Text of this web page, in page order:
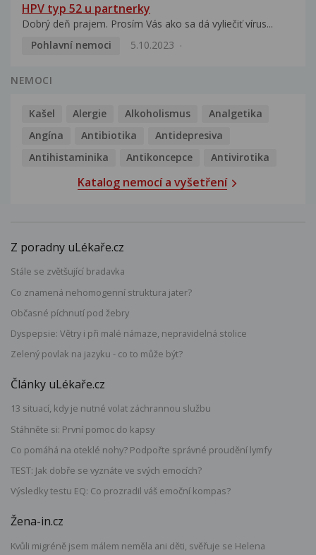
HPV typ 52 u partnerky
Dobrý deň prajem. Prosím Vás ako sa dá vyliečiť vírus...
Pohlavní nemoci
5.10.2023
NEMOCI
Kašel Alergie Alkoholismus
Analgetika
Angína
Antibiotika
Antidepresiva
Antihistaminika
Antikoncepce Antivirotika
Katalog nemocí a vyšetření
Z poradny uLékaře.cz
Stále se zvětšující bradavka
Co znamená nehomogenní struktura jater?
Občasné píchnutí pod žebry
Dyspepsie: Větry i při malé námaze, nepravidelná stolice
Zelený povlak na jazyku - co to může být?
Články uLékaře.cz
13 situací, kdy je nutné volat záchrannou službu
Stáhněte si: První pomoc do kapsy
Co pomáhá na oteklé nohy? Podpořte správné proudění lymfy
TEST: Jak dobře se vyznáte ve svých emocích?
Výsledky testu EQ: Co prozradil váš emoční kompas?
Žena-in.cz
Kvůli migréně jsem málem neměla ani děti, svěřuje se Helena